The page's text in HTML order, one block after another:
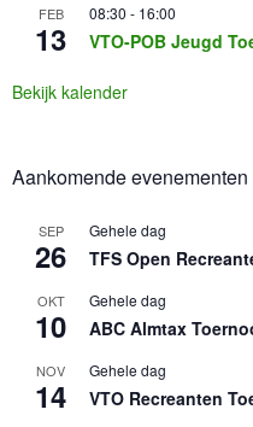
FEB
13
08:30 - 16:00
VTO-POB Jeugd
Bekijk kalender
Aankomende evenementen
SEP
26
Gehele dag
TFS Open
OKT
10
Gehele dag
ABC Almtax
NOV
14
Gehele dag
VTO Recreanten